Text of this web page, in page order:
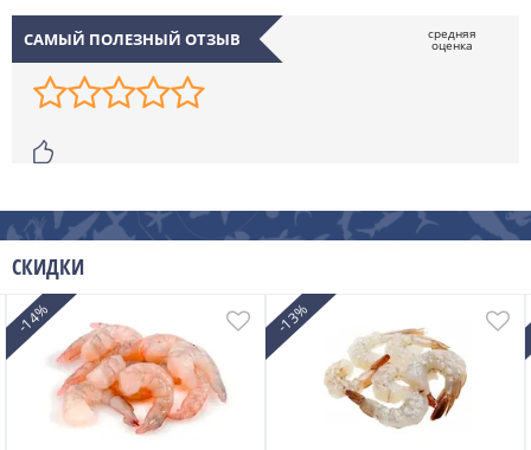
САМЫЙ ПОЛЕЗНЫЙ ОТЗЫВ
СКИДКИ
-14% -13%